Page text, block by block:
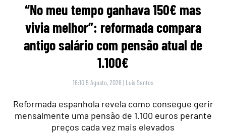
“No meu tempo ganhava 150€ mas
vivia melhor”: reformada compara
antigo salário com pensão atual de
1.100€
16:10 5 Agosto, 2026 | Luís Santos
Reformada espanhola revela como consegue gerir
mensalmente uma pensão de 1.100 euros perante
preços cada vez mais elevados